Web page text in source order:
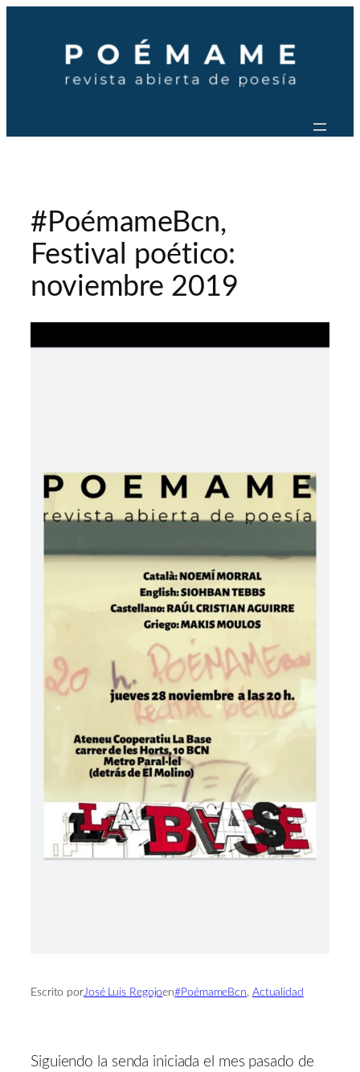
contenido
#PoémameBcn,
Festival poético:
noviembre 2019
Escrito porJosé Luis Regojoen#PoémameBcn, Actualidad
Siguiendo la senda iniciada el mes pasado de